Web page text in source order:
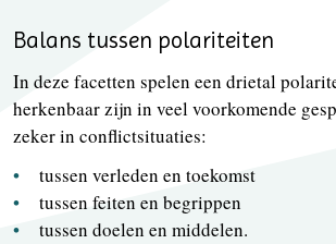
Balans tussen polariteiten
In deze facetten spelen een drietal
herkenbaar zijn in veel voorkomende
zeker in conflictsituaties:
tussen verleden en toekomst
tussen feiten en begrippen
tussen doelen en middelen.